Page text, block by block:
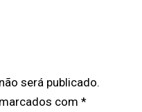
será publicado.
com *